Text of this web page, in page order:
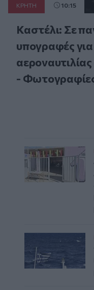
ΚΡΗΤΗ 10:15
Καστέλι: Σε
υπογραφές
-